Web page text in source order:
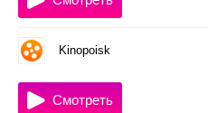
Kinopoisk
Смотреть